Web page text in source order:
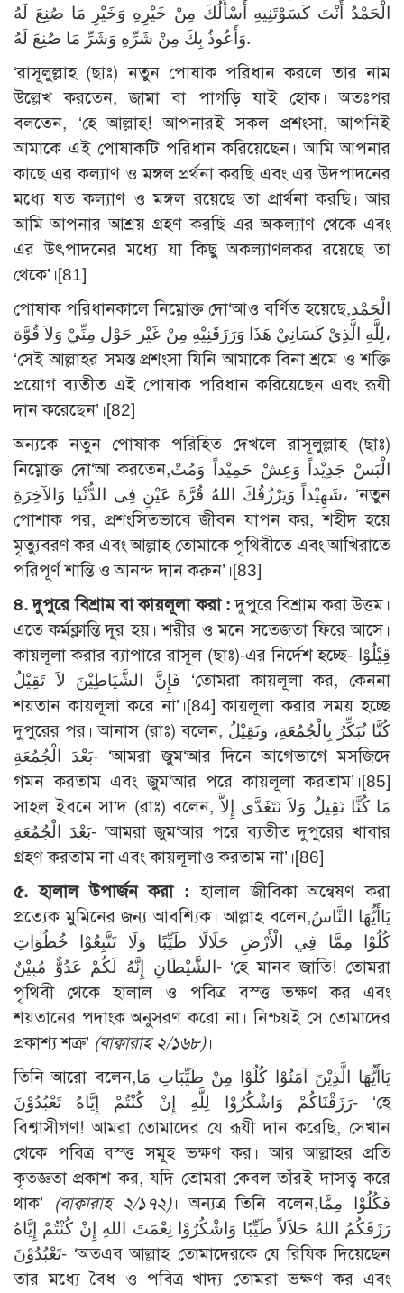
الْحَمْدُ أَنْتَ كَسَوْتَنِيهِ أَسْأَلُكَ مِنْ خَيْرِهِ وَخَيْرِ مَا صُنِعَ لَهُ
وَأَعُوذُ بِكَ مِنْ شَرِّهِ وَشَرِّ مَا صُنِعَ لَهُ.
‘রাসূলুল্লাহ (ছাঃ) নতুন পোষাক পরিধান করলে তার নাম
উল্লেখ করতেন, জামা বা পাগড়ি যাই হোক। অতঃপর
বলতেন, ‘হে আল্লাহ! আপনারই সকল প্রশংসা, আপনিই
আমাকে এই পোষাকটি পরিধান করিয়েছেন। আমি আপনার
কাছে এর কল্যাণ ও মঙ্গল প্রর্থনা করছি এবং এর উদপাদনের
মধ্যে যত কল্যাণ ও মঙ্গল রয়েছে তা প্রার্থনা করছি। আর
আমি আপনার আশ্রয় গ্রহণ করছি এর অকল্যাণ থেকে এবং
এর উৎপাদনের মধ্যে যা কিছু অকল্যাণলকর রয়েছে তা
থেকে’।[81]
পোষাক পরিধানকালে নিম্নোক্ত দো‘আও বর্ণিত হয়েছে,الْحَمْد
لِلَّهِ الَّذِيْ كَسَانِيْ هَذَا وَرَزَقَنِيْهِ مِنْ غَيْر حَوْل مِنِّيْ وَلاَ قُوَّة،
‘সেই আল্লাহর সমস্ত প্রশংসা যিনি আমাকে বিনা শ্রমে ও শক্তি
প্রয়োগ ব্যতীত এই পোষাক পরিধান করিয়েছেন এবং রূযী
দান করেছেন’।[82]
অন্যকে নতুন পোষাক পরিহিত দেখলে রাসূলুল্লাহ (ছাঃ)
নিম্নোক্ত দো‘আ করতেন,الْبَسْ جَدِيْداً وَعِشْ حَمِيْداً وَمُتْ
شَهِيْداً وَيَرْزُقُكَ اللهُ قُرَّةَ عَيْنٍ فِى الدُّنْيَا وَالآخِرَةِ، ‘নতুন
পোশাক পর, প্রশংসিতভাবে জীবন যাপন কর, শহীদ হয়ে
মৃত্যুবরণ কর এবং আল্লাহ তোমাকে পৃথিবীতে এবং আখিরাতে
পরিপূর্ণ শান্তি ও আনন্দ দান করুন’।[83]
৪. দুপুরে বিশ্রাম বা কায়লূলা করা :দুপুরে বিশ্রাম করা উত্তম।
এতে কর্মক্লান্তি দূর হয়। শরীর ও মনে সতেজতা ফিরে আসে।
কায়লূলা করার ব্যাপারে রাসূল (ছাঃ)-এর নির্দেশ হচ্ছে- قِيْلُوْا
فَإِنَّ الشَّيَاطِيْنَ لاَ تَقِيْلُ ‘তোমরা কায়লূলা কর, কেননা
শয়তান কায়লূলা করে না’।[84] কায়লূলা করার সময় হচ্ছে
দুপুরের পর। আনাস (রাঃ) বলেন, كُنَّا نُبَكِّرُ بِالْجُمُعَةِ، وَنَقِيْلُ
بَعْدَ الْجُمُعَةِ- ‘আমরা জুম‘আর দিনে আগেভাগে মসজিদে
গমন করতাম এবং জুম‘আর পরে কায়লূলা করতাম’।[85]
সাহল ইবনে সা‘দ (রাঃ) বলেন, مَا كُنَّا نَقِيلُ وَلاَ نَتَغَدَّى إِلاَّ
بَعْدَ الْجُمُعَةِ- ‘আমরা জুম‘আর পরে ব্যতীত দুপুরের খাবার
গ্রহণ করতাম না এবং কায়লূলাও করতাম না’।[86]
৫. হালাল উপার্জন করা :হালাল জীবিকা অন্বেষণ করা
প্রত্যেক মুমিনের জন্য আবশ্যিক। আল্লাহ বলেন,يَاأَيُّهَا النَّاسُ
كُلُوْا مِمَّا فِي الْأَرْضِ حَلَالًا طَيِّبًا وَلَا تَتَّبِعُوْا خُطُوَاتِ
الشَّيْطَانِ إِنَّهُ لَكُمْ عَدُوٌّ مُبِيْنٌ- ‘হে মানব জাতি! তোমরা
পৃথিবী থেকে হালাল ও পবিত্র বস্ত্ত ভক্ষণ কর এবং
শয়তানের পদাংক অনুসরণ করো না। নিশ্চয়ই সে তোমাদের
প্রকাশ্য শত্রু’ (বাক্বারাহ ২/১৬৮)।
তিনি আরো বলেন,يَاأَيُّهَا الَّذِيْنَ آمَنُوْا كُلُوْا مِنْ طَيِّبَاتِ مَا
رَزَقْنَاكُمْ وَاشْكُرُوْا لِلَّهِ إِنْ كُنْتُمْ إِيَّاهُ تَعْبُدُوْنَ- ‘হে
বিশ্বাসীগণ! আমরা তোমাদের যে রূযী দান করেছি, সেখান
থেকে পবিত্র বস্ত্ত সমূহ ভক্ষণ কর। আর আল্লাহর প্রতি
কৃতজ্ঞতা প্রকাশ কর, যদি তোমরা কেবল তাঁরই দাসত্ব করে
থাক’ (বাক্বারাহ ২/১৭২)। অন্যত্র তিনি বলেন,فَكُلُوْا مِمَّا
رَزَقَكُمُ اللهُ حَلاَلاً طَيِّبًا وَاشْكُرُوْا نِعْمَتَ اللهِ إِنْ كُنْتُمْ إِيَّاهُ
تَعْبُدُوْنَ- ‘অতএব আল্লাহ তোমাদেরকে যে রিযিক দিয়েছেন
তার মধ্যে বৈধ ও পবিত্র খাদ্য তোমরা ভক্ষণ কর এবং